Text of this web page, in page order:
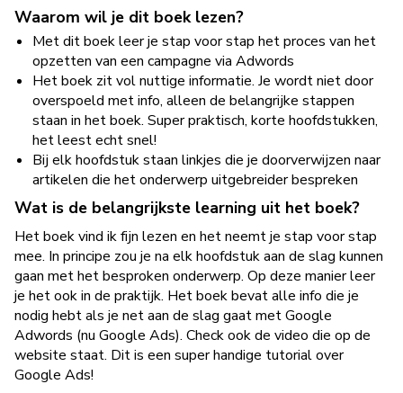
Waarom wil je dit boek lezen?
Met dit boek leer je stap voor stap het proces van het
opzetten van een campagne via Adwords
Het boek zit vol nuttige informatie. Je wordt niet door
overspoeld met info, alleen de belangrijke stappen
staan in het boek. Super praktisch, korte hoofdstukken,
het leest echt snel!
Bij elk hoofdstuk staan linkjes die je doorverwijzen naar
artikelen die het onderwerp uitgebreider bespreken
Wat is de belangrijkste learning uit het boek?
Het boek vind ik fijn lezen en het neemt je stap voor stap
mee. In principe zou je na elk hoofdstuk aan de slag kunnen
gaan met het besproken onderwerp. Op deze manier leer
je het ook in de praktijk. Het boek bevat alle info die je
nodig hebt als je net aan de slag gaat met Google
Adwords (nu Google Ads). Check ook de video die op de
website staat. Dit is een super handige tutorial over
Google Ads!